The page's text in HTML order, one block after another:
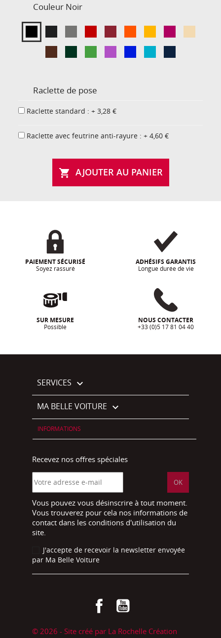
Couleur Noir
Raclette de pose
Raclette standard : + 3,28 €
Raclette avec feutrine anti-rayure : + 4,60 €
 AJOUTER AU PANIER
PAIEMENT SÉCURISÉ
Soyez rassuré
ADHÉSIFS GARANTIS
Longue durée de vie
SUR MESURE
Possible
NOUS CONTACTER
+33 (0)5 17 81 04 40
SERVICES 
MA BELLE VOITURE 
INFORMATIONS
Recevez nos offres spéciales
Vous pouvez vous désinscrire à tout moment.
Vous trouverez pour cela nos informations de
contact dans les conditions d'utilisation du
site.
J'accepte de recevoir la newsletter envoyée
par Ma Belle Voiture
Facebook
© 2026 - Site créé par La Rochelle Création